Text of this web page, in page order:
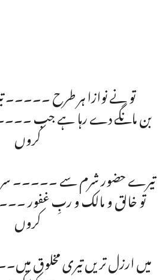
تو نے نوازا ہر طرح ۔۔۔۔۔
بن مانگے دے رہا ہے جب
کروں
تیرے حضور شرم سے ۔۔۔۔۔ سر
تو خالق و مالک و ربِ غفور
کروں
میں ارزل تریں تیری مخلوق